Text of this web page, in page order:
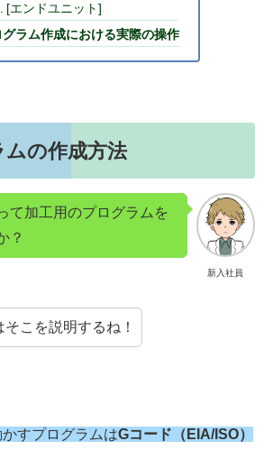
[エンドユニット]
グラム作成における実際の操作
ムの作成方法
新入社員
て加工用のプログラムを
？
そこを説明するね！
すプログラムはGコード（EIA/ISO）